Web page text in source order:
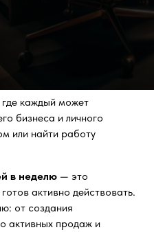
каждый может
бизнеса и личного
или найти работу
в неделю — это
активно действовать.
от создания
активных продаж и